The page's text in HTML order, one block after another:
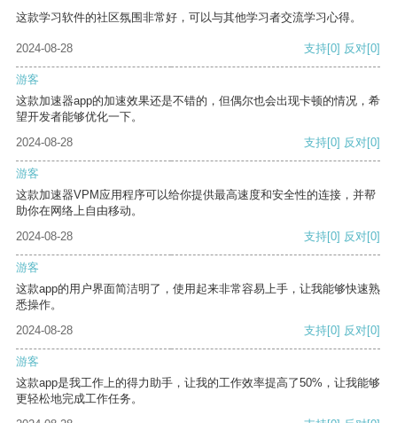
这款学习软件的社区氛围非常好，可以与其他学习者交流学习心得。
2024-08-28 支持[0] 反对[0]
游客
这款加速器app的加速效果还是不错的，但偶尔也会出现卡顿的情况，希
望开发者能够优化一下。
2024-08-28
支持[0] 反对[0]
游客
这款加速器VPM应用程序可以给你提供最高速度和安全性的连接，并帮
助你在网络上自由移动。
2024-08-28
支持[0] 反对[0]
游客
这款app的用户界面简洁明了，使用起来非常容易上手，让我能够快速熟
悉操作。
2024-08-28
支持[0] 反对[0]
游客
这款app是我工作上的得力助手，让我的工作效率提高了50%，让我能够
更轻松地完成工作任务。